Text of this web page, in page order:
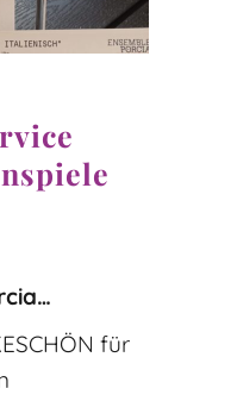
für